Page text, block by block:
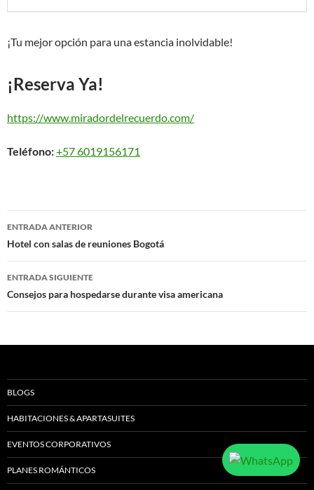
¡Tu mejor opción para una estancia inolvidable!
¡Reserva Ya!
https://www.miradordelrecuerdo.com/
Teléfono:+57 6019156171
Navegación
de
entradas
ENTRADA ANTERIOR
Hotel con salas de reuniones Bogotá
ENTRADA SIGUIENTE
Consejos para hospedarse durante visa americana
BLOGS
HABITACIONES & APARTASUITES
EVENTOS CORPORATIVOS
PLANES ROMÁNTICOS